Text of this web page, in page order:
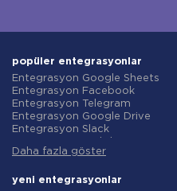
popüler entegrasyonlar
Entegrasyon Google Sheets
Entegrasyon Facebook
Entegrasyon Telegram
Entegrasyon Google Drive
Entegrasyon Slack
Entegrasyon Gmail
Entegrasyon ClickUp
Daha fazla göster
yeni entegrasyonlar